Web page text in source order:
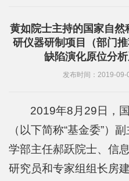
页
系
所
黄如院士主持的国家自
研仪器研制项目（部门
缺陷演化原位分
发布时间：2019-09-
2019年8月29日，
（以下简称“基金委”）
学部主任郝跃院士、信
研究员和专家组组长房